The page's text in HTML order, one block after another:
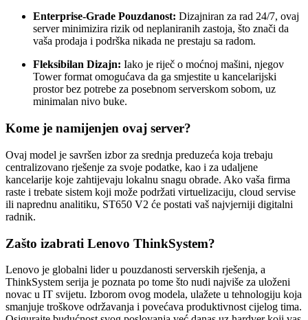
Enterprise-Grade Pouzdanost: Dizajniran za rad 24/7, ovaj
server minimizira rizik od neplaniranih zastoja, što znači da
vaša prodaja i podrška nikada ne prestaju sa radom.
Fleksibilan Dizajn: Iako je riječ o moćnoj mašini, njegov
Tower format omogućava da ga smjestite u kancelarijski
prostor bez potrebe za posebnom serverskom sobom, uz
minimalan nivo buke.
Kome je namijenjen ovaj server?
Ovaj model je savršen izbor za srednja preduzeća koja trebaju
centralizovano rješenje za svoje podatke, kao i za udaljene
kancelarije koje zahtijevaju lokalnu snagu obrade. Ako vaša firma
raste i trebate sistem koji može podržati virtuelizaciju, cloud servise
ili naprednu analitiku, ST650 V2 će postati vaš najvjerniji digitalni
radnik.
Zašto izabrati Lenovo ThinkSystem?
Lenovo je globalni lider u pouzdanosti serverskih rješenja, a
ThinkSystem serija je poznata po tome što nudi najviše za uloženi
novac u IT svijetu. Izborom ovog modela, ulažete u tehnologiju koja
smanjuje troškove održavanja i povećava produktivnost cijelog tima.